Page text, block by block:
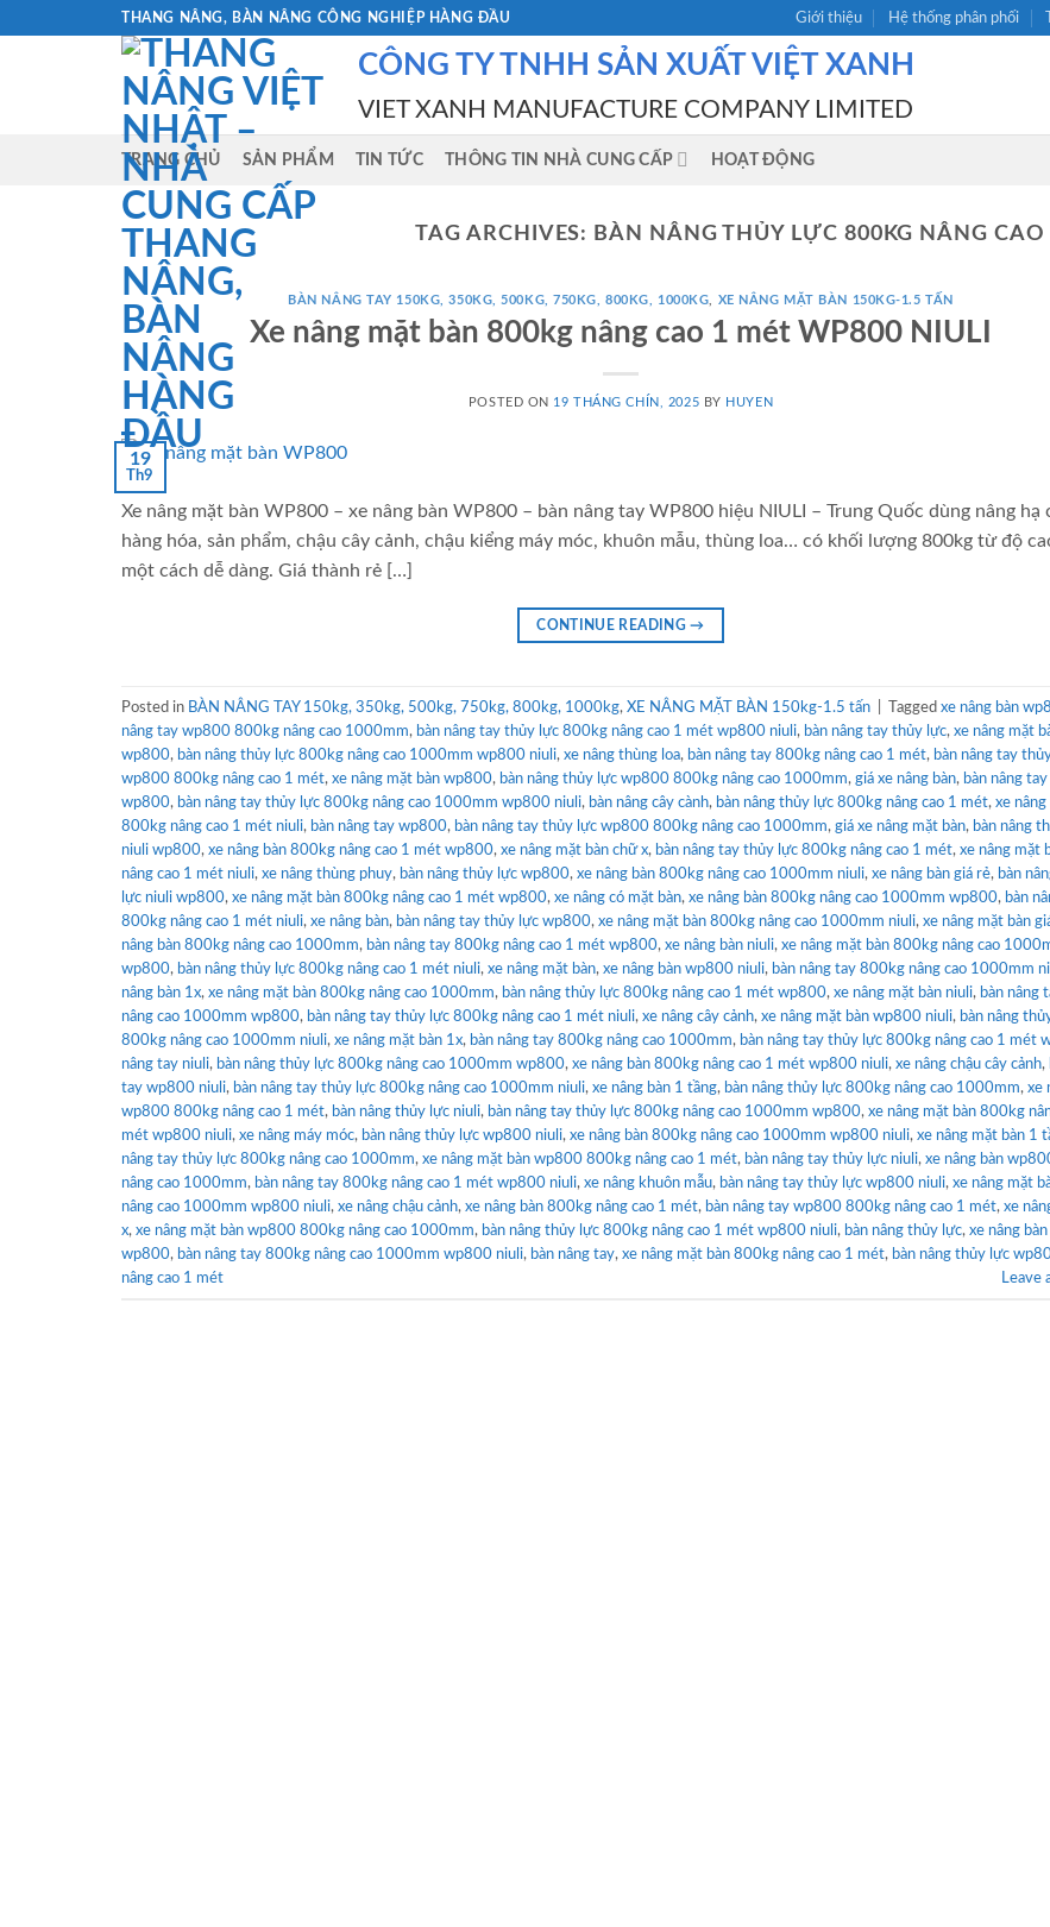
THANG NÂNG, BÀN NÂNG CÔNG NGHIỆP HÀNG ĐẦU Giới thiệu Hệ thống phân phối
CÔNG TY TNHH SẢN XUẤT VIỆT XANH
VIET XANH MANUFACTURE COMPANY LIMITED
TRANG CHỦ SẢN PHẨM TIN TỨC THÔNG TIN NHÀ CUNG CẤP HOẠT ĐỘNG
TAG ARCHIVES: BÀN NÂNG THỦY LỰC 800KG NÂNG CAO
BÀN NÂNG TAY 150KG, 350KG, 500KG, 750KG, 800KG, 1000KG XE NÂNG MẶT BÀN 150KG-1.5 TẤN
Xe nâng mặt bàn 800kg nâng cao 1 mét WP800 NIULI
POSTED ON 19 THÁNG CHÍN, 2025 BY HUYEN
19
Th9
Xe nâng mặt bàn WP800 – xe nâng bàn WP800 – bàn nâng tay WP800 hiệu NIULI – Trung Quốc dùng nâng hạ
hàng hóa, sản phẩm, chậu cây cảnh, chậu kiểng máy móc, khuôn mẫu, thùng loa… có khối lượng 800kg từ độ
một cách dễ dàng. Giá thành rẻ […]
CONTINUE READING→
Posted in BÀN NÂNG TAY 150kg, 350kg, 500kg, 750kg, 800kg, 1000kg, XE NÂNG MẶT BÀN 150kg-1.5 tấn Tagged xe nâng bàn
nâng tay wp800 800kg nâng cao 1000mm, bàn nâng tay thủy lực 800kg nâng cao 1 mét wp800 niuli, bàn nâng tay thủy lực, xe nâng mặt
wp800, bàn nâng thủy lực 800kg nâng cao 1000mm wp800 niuli, xe nâng thùng loa, bàn nâng tay 800kg nâng cao 1 mét, bàn nâng tay
wp800 800kg nâng cao 1 mét, xe nâng mặt bàn wp800, bàn nâng thủy lực wp800 800kg nâng cao 1000mm, giá xe nâng bàn, bàn nâng
wp800, bàn nâng tay thủy lực 800kg nâng cao 1000mm wp800 niuli, bàn nâng cây cành, bàn nâng thủy lực 800kg nâng cao 1 mét, xe nâng
800kg nâng cao 1 mét niuli, bàn nâng tay wp800, bàn nâng tay thủy lực wp800 800kg nâng cao 1000mm, giá xe nâng mặt bàn, bàn nâng
niuli wp800, xe nâng bàn 800kg nâng cao 1 mét wp800, xe nâng mặt bàn chữ x, bàn nâng tay thủy lực 800kg nâng cao 1 mét, xe nâng mặt
nâng cao 1 mét niuli, xe nâng thùng phuy, bàn nâng thủy lực wp800, xe nâng bàn 800kg nâng cao 1000mm niuli, xe nâng bàn giá rẻ, bàn
lực niuli wp800, xe nâng mặt bàn 800kg nâng cao 1 mét wp800, xe nâng có mặt bàn, xe nâng bàn 800kg nâng cao 1000mm wp800, bàn
800kg nâng cao 1 mét niuli, xe nâng bàn, bàn nâng tay thủy lực wp800, xe nâng mặt bàn 800kg nâng cao 1000mm niuli, xe nâng mặt bàn
nâng bàn 800kg nâng cao 1000mm, bàn nâng tay 800kg nâng cao 1 mét wp800, xe nâng bàn niuli, xe nâng mặt bàn 800kg nâng cao
wp800, bàn nâng thủy lực 800kg nâng cao 1 mét niuli, xe nâng mặt bàn, xe nâng bàn wp800 niuli, bàn nâng tay 800kg nâng cao 1000mm
nâng bàn 1x, xe nâng mặt bàn 800kg nâng cao 1000mm, bàn nâng thủy lực 800kg nâng cao 1 mét wp800, xe nâng mặt bàn niuli, bàn nâng
nâng cao 1000mm wp800, bàn nâng tay thủy lực 800kg nâng cao 1 mét niuli, xe nâng cây cảnh, xe nâng mặt bàn wp800 niuli, bàn nâng
800kg nâng cao 1000mm niuli, xe nâng mặt bàn 1x, bàn nâng tay 800kg nâng cao 1000mm, bàn nâng tay thủy lực 800kg nâng cao 1 mét
nâng tay niuli, bàn nâng thủy lực 800kg nâng cao 1000mm wp800, xe nâng bàn 800kg nâng cao 1 mét wp800 niuli, xe nâng chậu cây cảnh,
tay wp800 niuli, bàn nâng tay thủy lực 800kg nâng cao 1000mm niuli, xe nâng bàn 1 tầng, bàn nâng thủy lực 800kg nâng cao 1000mm, xe
wp800 800kg nâng cao 1 mét, bàn nâng thủy lực niuli, bàn nâng tay thủy lực 800kg nâng cao 1000mm wp800, xe nâng mặt bàn 800kg
mét wp800 niuli, xe nâng máy móc, bàn nâng thủy lực wp800 niuli, xe nâng bàn 800kg nâng cao 1000mm wp800 niuli, xe nâng mặt bàn 1
nâng tay thủy lực 800kg nâng cao 1000mm, xe nâng mặt bàn wp800 800kg nâng cao 1 mét, bàn nâng tay thủy lực niuli, xe nâng bàn
nâng cao 1000mm, bàn nâng tay 800kg nâng cao 1 mét wp800 niuli, xe nâng khuôn mẫu, bàn nâng tay thủy lực wp800 niuli, xe nâng mặt
nâng cao 1000mm wp800 niuli, xe nâng chậu cảnh, xe nâng bàn 800kg nâng cao 1 mét, bàn nâng tay wp800 800kg nâng cao 1 mét, xe
x, xe nâng mặt bàn wp800 800kg nâng cao 1000mm, bàn nâng thủy lực 800kg nâng cao 1 mét wp800 niuli, bàn nâng thủy lực, xe nâng
wp800, bàn nâng tay 800kg nâng cao 1000mm wp800 niuli, bàn nâng tay, xe nâng mặt bàn 800kg nâng cao 1 mét, bàn nâng thủy lực
nâng cao 1 mét
Leave